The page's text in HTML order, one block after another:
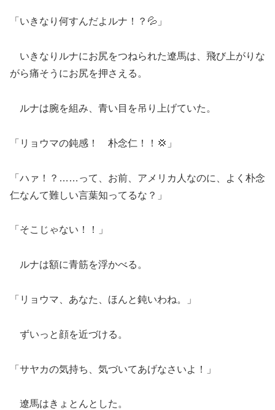
「いきなり何すんだよルナ！？💦」
いきなりルナにお尻をつねられた遼馬は、飛び上がりな
がら痛そうにお尻を押さえる。
ルナは腕を組み、青い目を吊り上げていた。
「リョウマの鈍感！ 朴念仁！！💢」
「ハァ！？……って、お前、アメリカ人なのに、よく朴念
仁なんて難しい言葉知ってるな？」
「そこじゃない！！」
ルナは額に青筋を浮かべる。
「リョウマ、あなた、ほんと鈍いわね。」
ずいっと顔を近づける。
「サヤカの気持ち、気づいてあげなさいよ！」
遼馬はきょとんとした。